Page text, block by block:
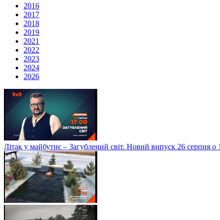
2016
2017
2018
2019
2021
2022
2023
2024
2026
Літак у майбутнє – Загублений світ. Новий випуск 26 серпня о